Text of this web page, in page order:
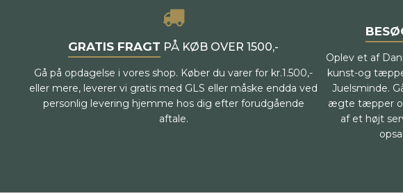
GRATIS FRAGT PÅ KØB OVER 1500,-
Gå på opdagelse i vores shop. Køber du varer for kr.1.500,-
eller mere, leverer vi gratis med GLS eller måske endda ved
personlig levering hjemme hos dig efter forudgående
aftale.
Oplev et af
kunst-og
Juelsminde.
ægte tæpper
af et højt